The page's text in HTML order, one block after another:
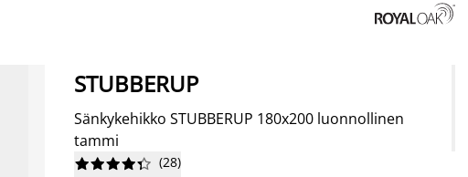
STUBBERUP
Sänkykehikko STUBBERUP 180x200 luonnollinen
tammi





 (28)